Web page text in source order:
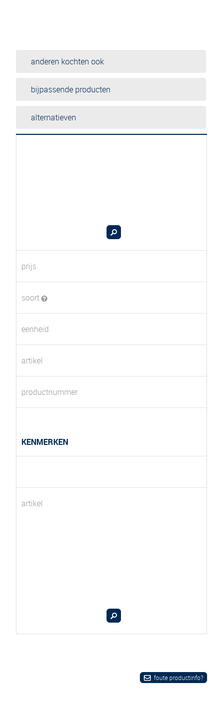
anderen kochten ook
bijpassende producten
alternatieven
prijs
soort
eenheid
artikel
productnummer
KENMERKEN
artikel
foute productinfo?